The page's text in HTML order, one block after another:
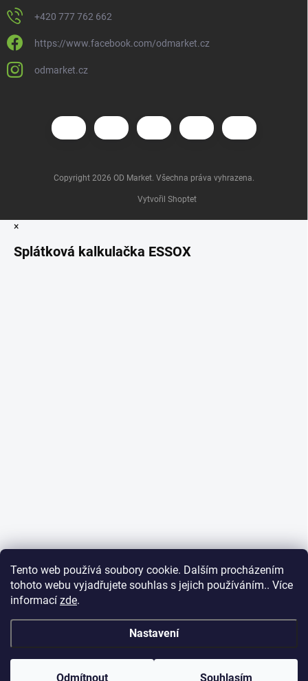
Tento web používá soubory cookie. Dalším procházením
tohoto webu vyjadřujete souhlas s jejich používáním.. Více
informací zde.
Nastavení
Odmítnout Souhlasím
+420 777 762 662
https://www.facebook.com/odmarket.cz
odmarket.cz
Vytvořil Shoptet
Copyright 2026 OD Market . Všechna práva vyhrazena.
×
Splátková kalkulačka ESSOX